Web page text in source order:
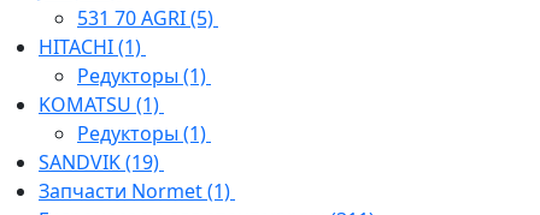
531 70 AGRI(5)
HITACHI(1)
Редукторы (1)
KOMATSU (1)
Редукторы (1)
SANDVIK(19)
Запчасти Normet(1)